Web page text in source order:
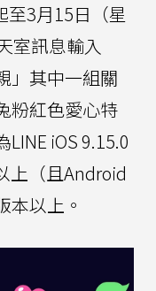
至3月15日（星
室訊息輸入
」其中一組關
粉紅色愛心特
iOS 9.15.0
上（且Android
本以上。